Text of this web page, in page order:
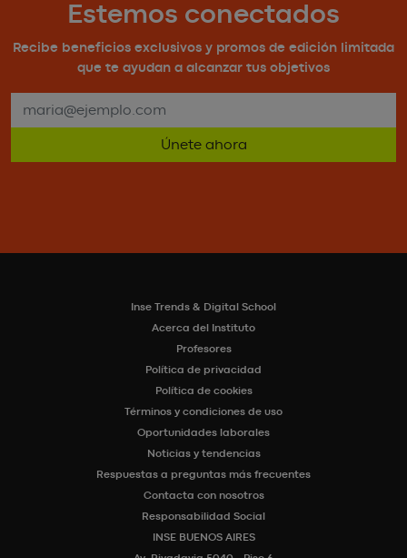
Estemos conectados
Recibe beneficios exclusivos y promos de edición limitada
que te ayudan a alcanzar tus objetivos
Únete ahora
Inse Trends & Digital School
Acerca del Instituto
Profesores
Política de privacidad
Política de cookies
Términos y condiciones de uso
Oportunidades laborales
Noticias y tendencias
Respuestas a preguntas más frecuentes
Contacta con nosotros
Responsabilidad Social
INSE BUENOS AIRES